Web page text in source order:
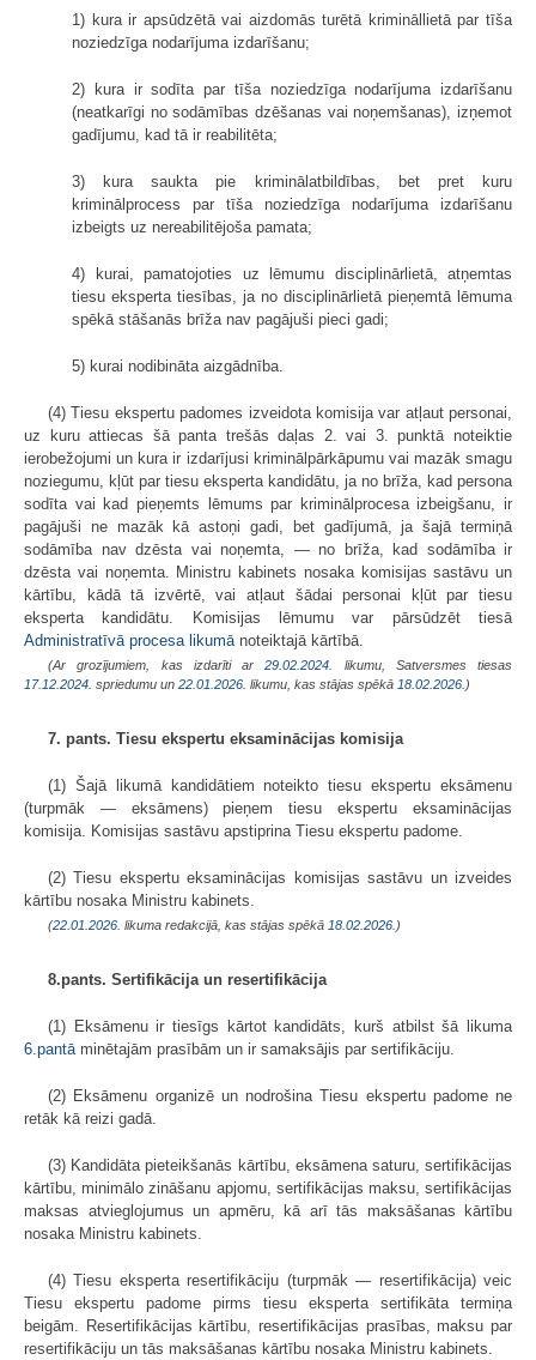
1) kura ir apsūdzētā vai aizdomās turētā krimināllietā par tīša
noziedzīga nodarījuma izdarīšanu;
2) kura ir sodīta par tīša noziedzīga nodarījuma izdarīšanu
(neatkarīgi no sodāmības dzēšanas vai noņemšanas), izņemot
gadījumu, kad tā ir reabilitēta;
3) kura saukta pie kriminālatbildības, bet pret kuru
kriminālprocess par tīša noziedzīga nodarījuma izdarīšanu
izbeigts uz nereabilitējoša pamata;
4) kurai, pamatojoties uz lēmumu disciplinārlietā, atņemtas
tiesu eksperta tiesības, ja no disciplinārlietā pieņemtā lēmuma
spēkā stāšanās brīža nav pagājuši pieci gadi;
5) kurai nodibināta aizgādnība.
(4) Tiesu ekspertu padomes izveidota komisija var atļaut personai,
uz kuru attiecas šā panta trešās daļas 2. vai 3. punktā noteiktie
ierobežojumi un kura ir izdarījusi kriminālpārkāpumu vai mazāk smagu
noziegumu, kļūt par tiesu eksperta kandidātu, ja no brīža, kad persona
sodīta vai kad pieņemts lēmums par kriminālprocesa izbeigšanu, ir
pagājuši ne mazāk kā astoņi gadi, bet gadījumā, ja šajā termiņā
sodāmība nav dzēsta vai noņemta, — no brīža, kad sodāmība ir
dzēsta vai noņemta. Ministru kabinets nosaka komisijas sastāvu un
kārtību, kādā tā izvērtē, vai atļaut šādai personai kļūt par tiesu
eksperta kandidātu. Komisijas lēmumu var pārsūdzēt tiesā
Administratīvā procesa likumānoteiktajā kārtībā.
(Ar grozījumiem, kas izdarīti ar29.02.2024. likumu, Satversmes tiesas
17.12.2024. spriedumu un 22.01.2026. likumu, kas stājas spēkā 18.02.2026.)
7. pants. Tiesu ekspertu eksaminācijas komisija
(1) Šajā likumā kandidātiem noteikto tiesu ekspertu eksāmenu
(turpmāk — eksāmens) pieņem tiesu ekspertu eksaminācijas
komisija. Komisijas sastāvu apstiprina Tiesu ekspertu padome.
(2) Tiesu ekspertu eksaminācijas komisijas sastāvu un izveides
kārtību nosaka Ministru kabinets.
(22.01.2026. likuma redakcijā, kas stājas spēkā 18.02.2026.)
8.pants. Sertifikācija un resertifikācija
(1) Eksāmenu ir tiesīgs kārtot kandidāts, kurš atbilst šā likuma
6.pantāminētajām prasībām un ir samaksājis par sertifikāciju.
(2) Eksāmenu organizē un nodrošina Tiesu ekspertu padome ne
retāk kā reizi gadā.
(3) Kandidāta pieteikšanās kārtību, eksāmena saturu, sertifikācijas
kārtību, minimālo zināšanu apjomu, sertifikācijas maksu, sertifikācijas
maksas atvieglojumus un apmēru, kā arī tās maksāšanas kārtību
nosaka Ministru kabinets.
(4) Tiesu eksperta resertifikāciju (turpmāk — resertifikācija) veic
Tiesu ekspertu padome pirms tiesu eksperta sertifikāta termiņa
beigām. Resertifikācijas kārtību, resertifikācijas prasības, maksu par
resertifikāciju un tās maksāšanas kārtību nosaka Ministru kabinets.